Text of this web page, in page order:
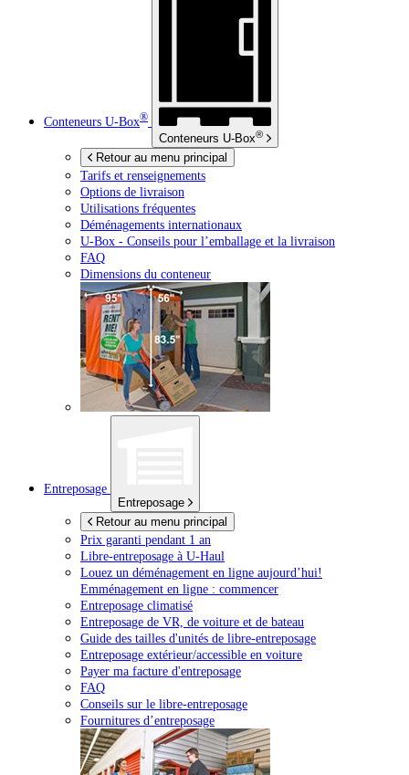
Conteneurs U-Box®
Conteneurs U-Box®
Retour au menu principal
Tarifs et renseignements
Options de livraison
Utilisations fréquentes
Déménagements internationaux
U-Box - Conseils pour l’emballage et la livraison
FAQ
Dimensions du conteneur
Entreposage
Entreposage
Retour au menu principal
Prix garanti pendant 1 an
Libre-entreposage à U-Haul
Louez un déménagement en ligne aujourd’hui!
Emménagement en ligne : commencer
Entreposage climatisé
Entreposage de VR, de voiture et de bateau
Guide des tailles d'unités de libre-entreposage
Entreposage extérieur/accessible en voiture
Payer ma facture d'entreposage
FAQ
Conseils sur le libre-entreposage
Fournitures d’entreposage